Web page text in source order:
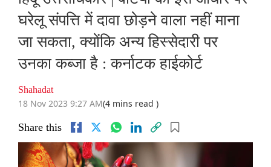
घरेलू संपत्ति में दावा छोड़ने वाला नहीं माना
जा सकता, क्योंकि अन्य हिस्सेदारी पर
उनका कब्जा है : कर्नाटक हाईकोर्ट
Shahadat
18 Nov 2023 9:27 AM(4 mins read )
Share this